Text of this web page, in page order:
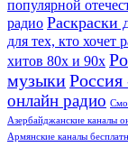
популярной
радио Раскраски
для тех, кто хочет
хитов 80х и 90х
музыки
онлайн радио
Азербайджанские каналы
Армянские каналы